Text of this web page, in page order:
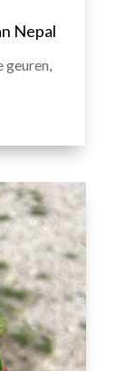
Nepal
geuren,